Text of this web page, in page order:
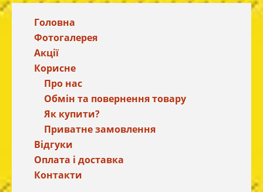
Головна
Фотогалерея
Акції
Корисне
Про нас
Обмін та повернення товару
Як купити?
Приватне замовлення
Відгуки
Оплата і доставка
Контакти